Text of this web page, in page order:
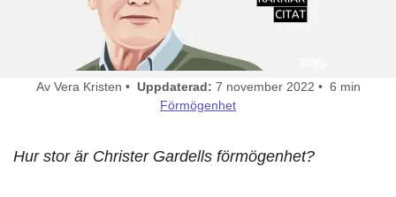
Av Vera Kristen • Uppdaterad: 7 november 2022 • 6 min
Förmögenhet
Hur stor är Christer Gardells förmögenhet?